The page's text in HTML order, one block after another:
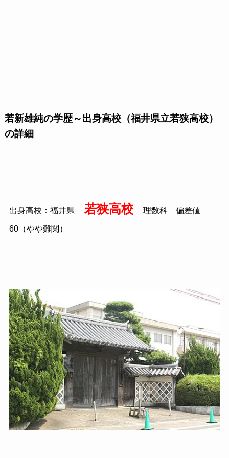
若新雄純の学歴～出身高校（福井県立若狭高校）
の詳細
出身高校：福井県 若狭高校 理数科 偏差値
60（やや難関）